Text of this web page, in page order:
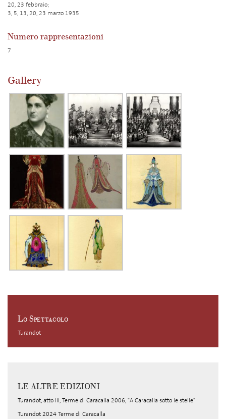
20, 23 febbraio;
3, 5, 13, 20, 23 marzo 1935
Numero rappresentazioni
7
Gallery
Lo Spettacolo
Turandot
LE ALTRE EDIZIONI
Turandot, atto III, Terme di Caracalla 2006, "A Caracalla sotto le stelle"
Turandot 2024 Terme di Caracalla